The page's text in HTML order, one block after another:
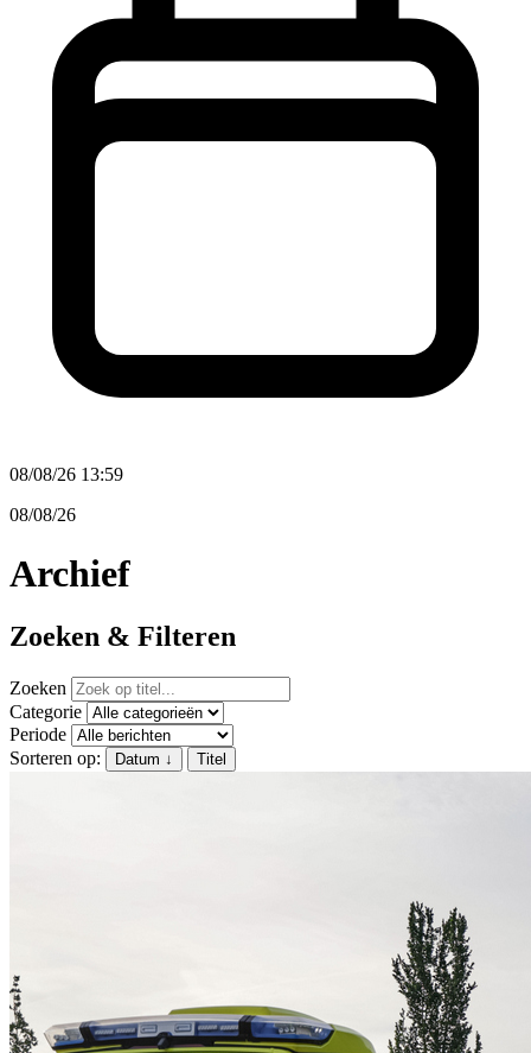
08/08/26 13:59
08/08/26
Archief
Zoeken & Filteren
Zoeken
Categorie
Periode
Sorteren op:
Datum ↓ Titel